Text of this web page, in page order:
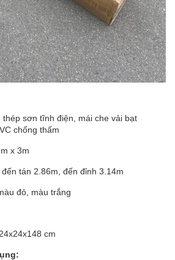
sơn tĩnh điện, mái che vải bạt
chống thấm
x 3m
tán 2.86m, đến đỉnh 3.14m
đỏ, màu trắng
cm